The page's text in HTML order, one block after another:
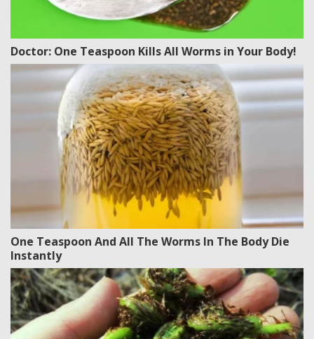
Doctor: One Teaspoon Kills All Worms in Your Body!
One Teaspoon And All The Worms In The Body Die
Instantly